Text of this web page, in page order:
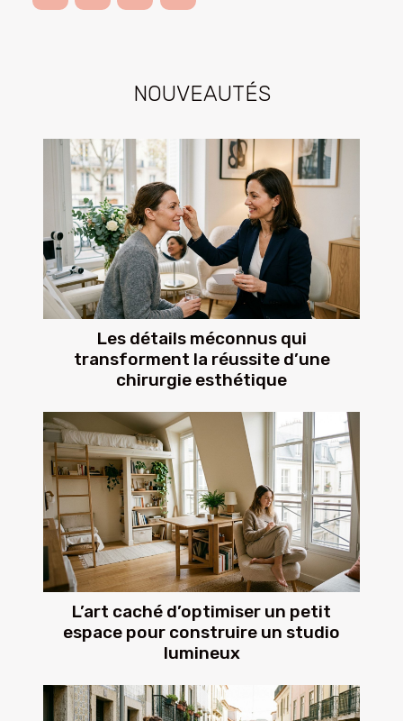
NOUVEAUTÉS
Les détails méconnus qui
transforment la réussite d’une
chirurgie esthétique
L’art caché d’optimiser un petit
espace pour construire un studio
lumineux